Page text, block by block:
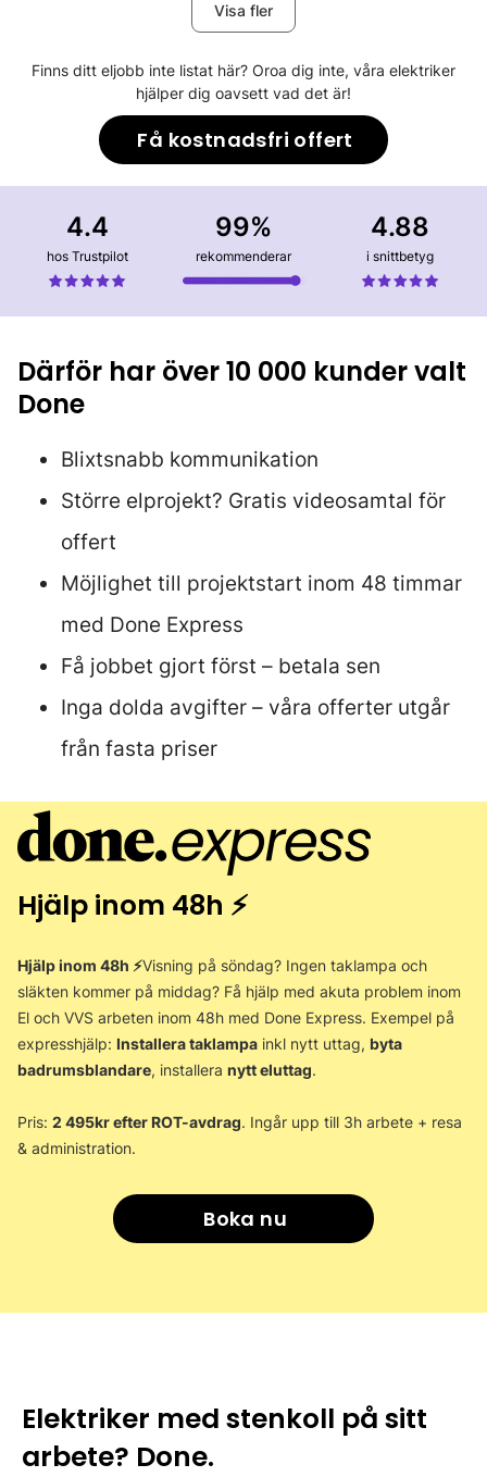
Visa fler
Finns ditt eljobb inte listat här? Oroa dig inte, våra elektriker
hjälper dig oavsett vad det är!
Få kostnadsfri offert
4.4
hos Trustpilot
99%
rekommenderar
4.88
i snittbetyg
Därför har över 10 000 kunder valt
Done
Blixtsnabb kommunikation
Större elprojekt? Gratis videosamtal för
offert
Möjlighet till projektstart inom 48 timmar
med Done Express
Få jobbet gjort först – betala sen
Inga dolda avgifter – våra offerter utgår
från fasta priser
Hjälp inom 48h ⚡
Hjälp inom 48h ⚡Visning på söndag? Ingen taklampa och
släkten kommer på middag? Få hjälp med akuta problem inom
El och VVS arbeten inom 48h med Done Express. Exempel på
expresshjälp: Installera taklampa inkl nytt uttag, byta
badrumsblandare, installera nytt eluttag.
Pris: 2 495kr efter ROT-avdrag. Ingår upp till 3h arbete + resa
& administration.
Boka nu
Elektriker med stenkoll på sitt
arbete? Done.